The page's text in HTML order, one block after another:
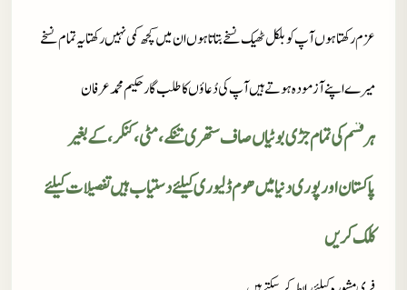
عزم رکھتا ہوں آپ کو بلکل ٹھیک نسخے بتاتا ہوں ان میں کچھ کمی نہیں رکھتا یہ تمام نسخے
میرے اپنے آزمودہ ہوتے ہیں آپ کی دُعاؤں کا طلب گار حکیم محمد عرفان
ہر قسم کی تمام جڑی بوٹیاں صاف ستھری تنکے، مٹی، کنکر، کے بغیر
پاکستان اور پوری دنیا میں ھوم ڈلیوری کیلئے دستیاب ہیں تفصیلات کیلئے
کلک کریں